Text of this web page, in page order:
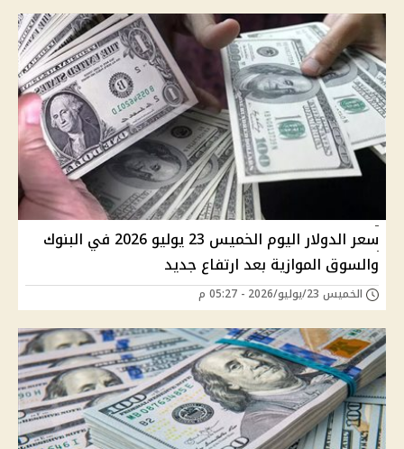
سعر الدولار اليوم الخميس 23 يوليو 2026 في البنوك
والسوق الموازية بعد ارتفاع جديد
الخميس 23/يوليو/2026 - 05:27 م